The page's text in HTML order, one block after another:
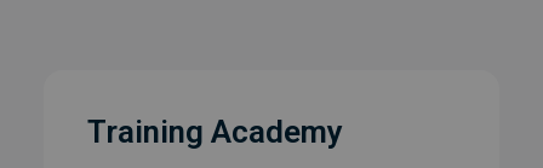
Training Academy